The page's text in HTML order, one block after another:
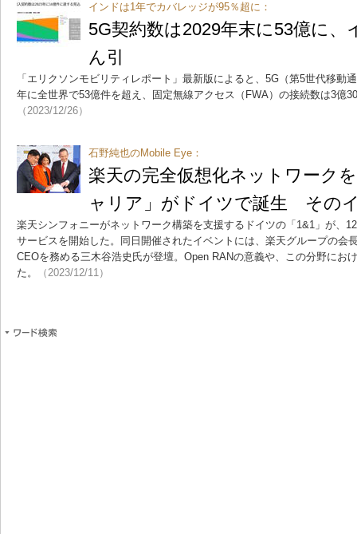
インドは1年でカバレッジが95％超に：
5G契約数は2029年末に53億に、
ん引
「エリクソンモビリティレポート」最新版によると、5G（第5世代移動
年に全世界で53億件を超え、固定無線アクセス（FWA）の接続数は3億
（2023/12/26）
石野純也のMobile Eye：
楽天の完全仮想化ネットワーク
ャリア」がドイツで誕生 その
楽天シンフォニーがネットワーク構築を支援するドイツの「1&1」が、
サービスを開始した。同日開催されたイベントには、楽天グループの会
CEOを務める三木谷浩史氏が登壇。Open RANの意義や、この分野にお
た。
（2023/12/11）